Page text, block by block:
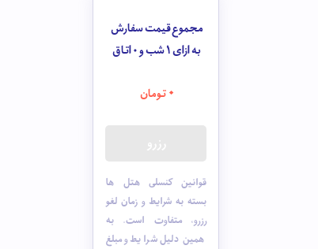
مجموع قیمت سفارش
به ازای 1 شب و
0اتاق
0تومان
قوانین کنسلی هتل ها
بسته به شرایط و زمان لغو
رزرو، متفاوت است. به
همین دلیل شرایط و مبلغ